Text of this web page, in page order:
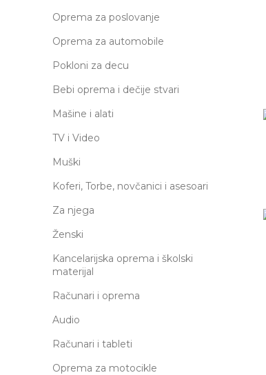
Oprema za poslovanje
Oprema za automobile
Pokloni za decu
Bebi oprema i dečije stvari
Mašine i alati
TV i Video
Muški
Koferi, Torbe, novčanici i asesoari
Za njega
Ženski
Kancelarijska oprema i školski
materijal
Računari i oprema
Audio
Računari i tableti
Oprema za motocikle